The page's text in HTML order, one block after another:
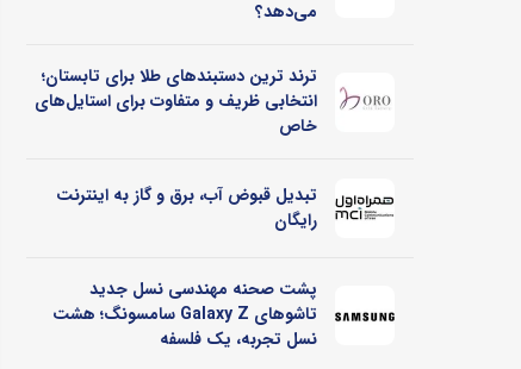
می‌دهد؟
ترند ترین دستبندهای طلا برای تابستان؛
انتخابی ظریف و متفاوت برای استایل‌های
خاص
تبدیل قبوض آب، برق و گاز به اینترنت
رایگان
پشت صحنه مهندسی نسل جدید
تاشوهای Galaxy Z سامسونگ؛ هشت
نسل تجربه، یک فلسفه